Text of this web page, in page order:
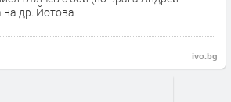
на др. Йотова
ivo.bg